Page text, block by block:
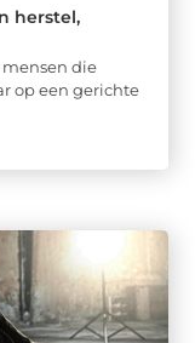
herstel,
mensen die
op een gerichte